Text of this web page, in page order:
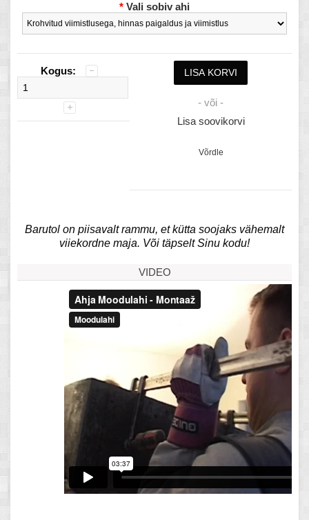
* Vali sobiv ahi
Kogus:
- või -
Lisa soovikorvi
Võrdle
Barutol on piisavalt rammu, et kütta soojaks vähemalt
viiekordne maja. Või täpselt Sinu kodu!
VIDEO